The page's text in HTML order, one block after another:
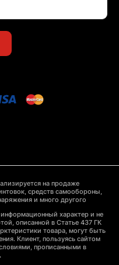
на продаже
средств самообороны,
и много другого
характер и не
описанной в Статье 437 ГК
товара, могут быть
Клиент, пользуясь сайтом
прописанными в